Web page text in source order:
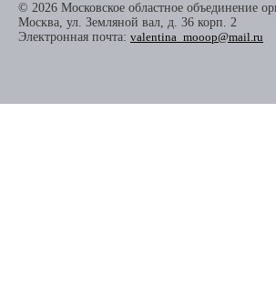
© 2026 Московское областное объединение
Москва, ул. Земляной вал, д. 36 корп. 2
Электронная почта: valentina_mooop@mail.ru